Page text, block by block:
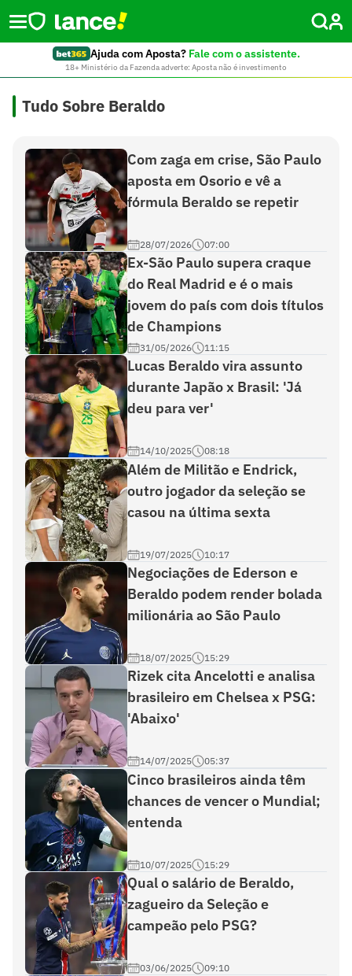
Ajuda com Aposta? Fale com o assistente.
18+ Ministério da Fazenda adverte: Aposta não é investimento
Tudo Sobre Beraldo
Com zaga em crise, São Paulo
aposta em Osorio e vê a
fórmula Beraldo se repetir
28/07/2026 07:00
Ex-São Paulo supera craque
do Real Madrid e é o mais
jovem do país com dois títulos
de Champions
31/05/2026 11:15
Lucas Beraldo vira assunto
durante Japão x Brasil: 'Já
deu para ver'
14/10/2025 08:18
Além de Militão e Endrick,
outro jogador da seleção se
casou na última sexta
19/07/2025 10:17
Negociações de Ederson e
Beraldo podem render bolada
milionária ao São Paulo
18/07/2025 15:29
Rizek cita Ancelotti e analisa
brasileiro em Chelsea x PSG:
'Abaixo'
14/07/2025 05:37
Cinco brasileiros ainda têm
chances de vencer o Mundial;
entenda
10/07/2025 15:29
Qual o salário de Beraldo,
zagueiro da Seleção e
campeão pelo PSG?
03/06/2025 09:10